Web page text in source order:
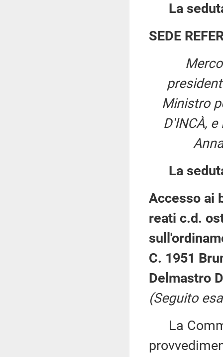
La
SEDE
Ministro
D'INCÀ,
La
Accesso ai
reati c.d.
C. 1951
Delmastro
(Seguito
La